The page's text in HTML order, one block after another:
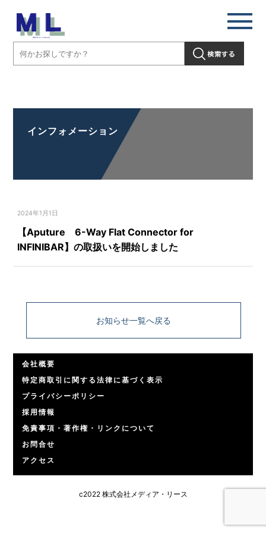
インフォメーション
2024年1月1日
【Aputure 6-Way Flat Connector for
INFINIBAR】の取扱いを開始しました
お知らせ一覧へ戻る
会社概要
特定商取引に関する法律に基づく表示
プライバシーポリシー
採用情報
免責事項・著作権・リンクについて
お問合せ
アクセス
c2022 株式会社メディア・リース